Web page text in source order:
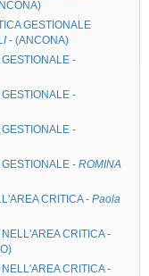
GESTIONALE
- (ANCONA)
GESTIONALE -
GESTIONALE -
GESTIONALE -
GESTIONALE - ROMINA
CRITICA- Paola
NELL'AREA CRITICA-
NELL'AREA CRITICA-